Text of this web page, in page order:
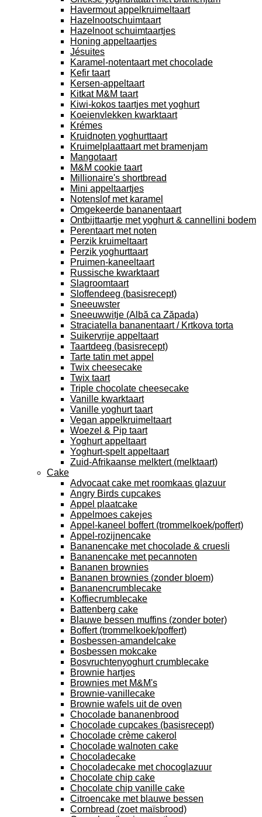
Havermout appelkruimeltaart
Hazelnootschuimtaart
Hazelnoot schuimtaartjes
Honing appeltaartjes
Jésuites
Karamel-notentaart met chocolade
Kefir taart
Kersen-appeltaart
Kitkat M&M taart
Kiwi-kokos taartjes met yoghurt
Koeienvlekken kwarktaart
Krémes
Kruidnoten yoghurttaart
Kruimelplaattaart met bramenjam
Mangotaart
M&M cookie taart
Millionaire's shortbread
Mini appeltaartjes
Notenslof met karamel
Omgekeerde bananentaart
Ontbijttaartje met yoghurt & cannellini bodem
Perentaart met noten
Perzik kruimeltaart
Perzik yoghurttaart
Pruimen-kaneeltaart
Russische kwarktaart
Slagroomtaart
Sloffendeeg (basisrecept)
Sneeuwster
Sneeuwwitje (Albă ca Zăpada)
Straciatella bananentaart / Krtkova torta
Suikervrije appeltaart
Taartdeeg (basisrecept)
Tarte tatin met appel
Twix cheesecake
Twix taart
Triple chocolate cheesecake
Vanille kwarktaart
Vanille yoghurt taart
Vegan appelkruimeltaart
Woezel & Pip taart
Yoghurt appeltaart
Yoghurt-spelt appeltaart
Zuid-Afrikaanse melktert (melktaart)
Cake
Advocaat cake met roomkaas glazuur
Angry Birds cupcakes
Appel plaatcake
Appelmoes cakejes
Appel-kaneel boffert (trommelkoek/poffert)
Appel-rozijnencake
Bananencake met chocolade & cruesli
Bananencake met pecannoten
Bananen brownies
Bananen brownies (zonder bloem)
Bananencrumblecake
Koffiecrumblecake
Battenberg cake
Blauwe bessen muffins (zonder boter)
Boffert (trommelkoek/poffert)
Bosbessen-amandelcake
Bosbessen mokcake
Bosvruchtenyoghurt crumblecake
Brownie hartjes
Brownies met M&M's
Brownie-vanillecake
Brownie wafels uit de oven
Chocolade bananenbrood
Chocolade cupcakes (basisrecept)
Chocolade crème cakerol
Chocolade walnoten cake
Chocoladecake
Chocoladecake met chocoglazuur
Chocolate chip cake
Chocolate chip vanille cake
Citroencake met blauwe bessen
Cornbread (zoet maïsbrood)